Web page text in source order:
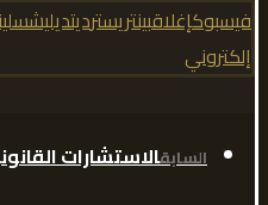
فيسبوكإغلاقبينتريسترديتديليشس
إلكتروني
السابقالاستشارات